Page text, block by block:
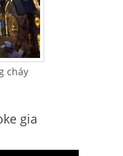
cháy
gia